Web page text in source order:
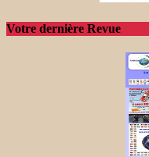
Votre dernière Revue